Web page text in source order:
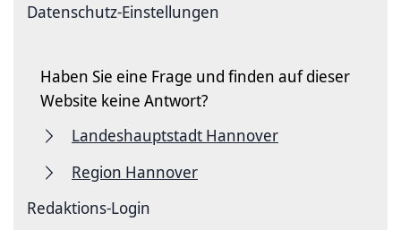
Datenschutz-Einstellungen
Haben Sie eine Frage und finden auf dieser
Website keine Antwort?
Landeshauptstadt Hannover
Region Hannover
Redaktions-Login